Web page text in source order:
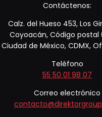
Contáctenos:
Calz. del Hueso 453, Los
Coyoacán, Código postal
Ciudad de México, CDMX,
Teléfono
55 50 01 98 07
Correo electrónico